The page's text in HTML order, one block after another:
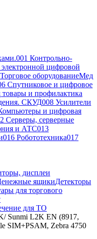
001 Контрольно-
цифровой
оборудованиеМед
Спутниковое и цифровое
и профилактика
СКУД008 Усилители
и цифровая
Серверы, серверные
и АТС013
016 Робототехника017
дисплеи
ящикиДетекторы
для торгового
для ТО
Sunmi L2K EN (8917,
SIM+PSAM, Zebra 4750